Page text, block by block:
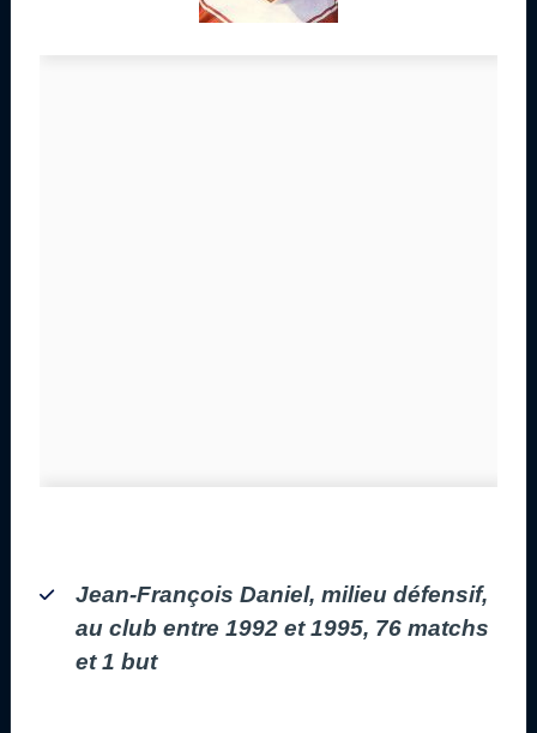
Jean-François Daniel, milieu défensif,
au club entre 1992 et 1995, 76 matchs
et 1 but